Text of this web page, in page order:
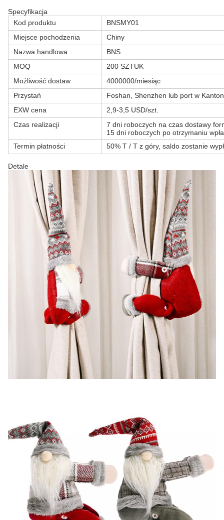
Specyfikacja
Kod produktu
BNSMY01
Miejsce pochodzenia
Chiny
Nazwa handlowa
BNS
MOQ
200 SZTUK
Możliwość dostaw
4000000/miesiąc
Przystań
Foshan, Shenzhen lub port w
EXW cena
2,9-3,5 USD/szt.
Czas realizacji
7 dni roboczych na czas dostawy
15 dni roboczych po otrzymaniu
Termin płatności
50% T / T z góry, saldo zostanie
Detale